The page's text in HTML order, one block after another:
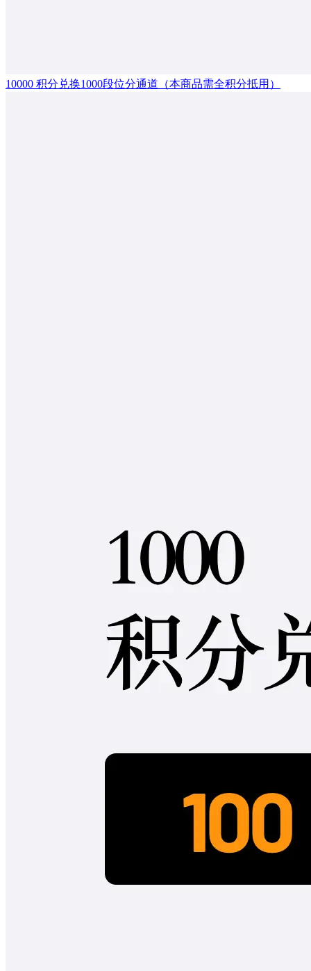
10000 积分兑换1000段位分通道（本商品需全积分抵用）